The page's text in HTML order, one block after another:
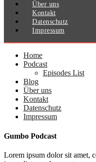
Über uns
Kontakt
Datenschutz
Impressum
Home
Podcast
Episodes List
Blog
Über uns
Kontakt
Datenschutz
Impressum
Gumbo Podcast
Lorem ipsum dolor sit amet,